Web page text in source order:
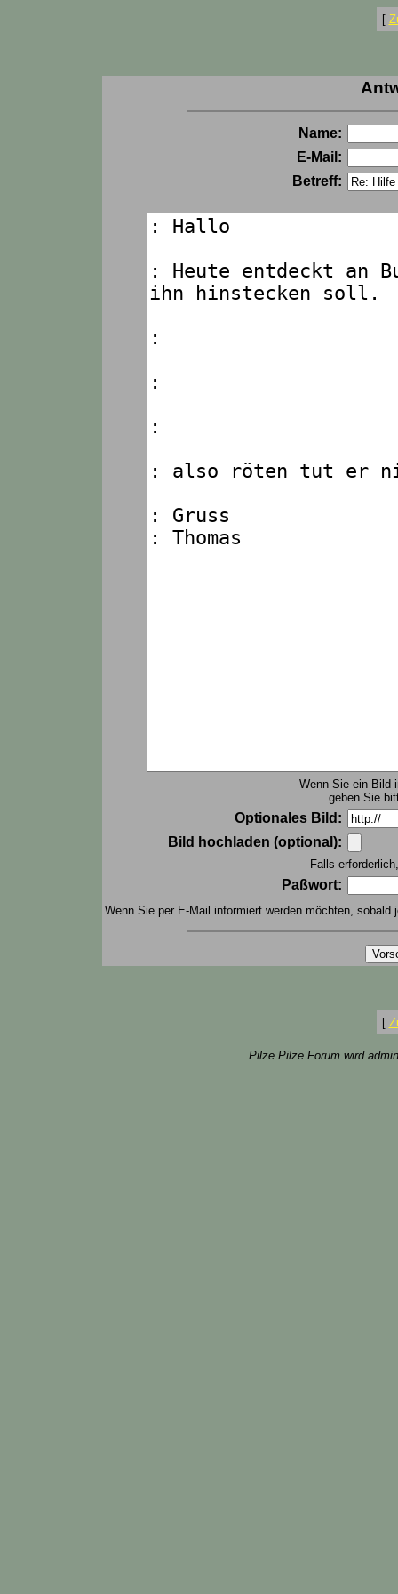
[
Name:
E-Mail:
Betreff:
Wenn Sie ein Bild
geben Sie
Optionales Bild:
Bild hochladen (optional):
Falls
Paßwort:
Wenn Sie per E-Mail informiert werden möchten,
[
Pilze Pilze Forum wird